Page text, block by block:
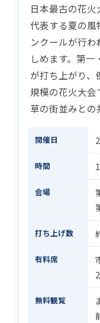
日本最古の花
代表する夏の風
ンクールが行
しめます。第
が打ち上がり
規模の花火大会
草の街並みとの
開催日
時間
会場
打ち上げ数
有料席
無料観覧